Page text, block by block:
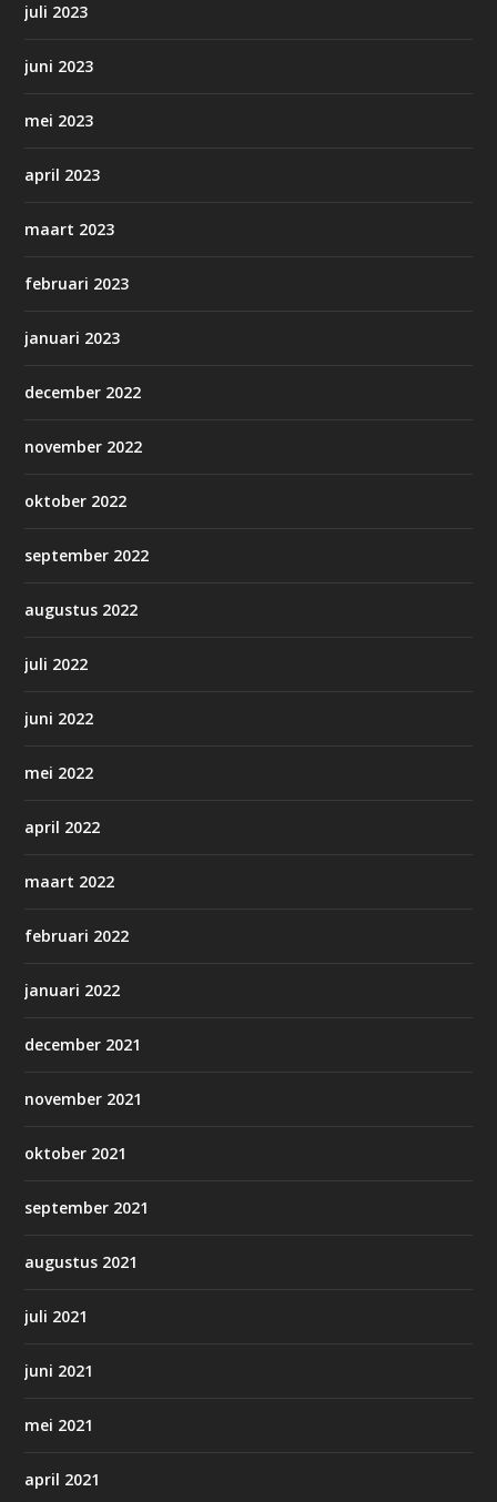
juli 2023
juni 2023
mei 2023
april 2023
maart 2023
februari 2023
januari 2023
december 2022
november 2022
oktober 2022
september 2022
augustus 2022
juli 2022
juni 2022
mei 2022
april 2022
maart 2022
februari 2022
januari 2022
december 2021
november 2021
oktober 2021
september 2021
augustus 2021
juli 2021
juni 2021
mei 2021
april 2021